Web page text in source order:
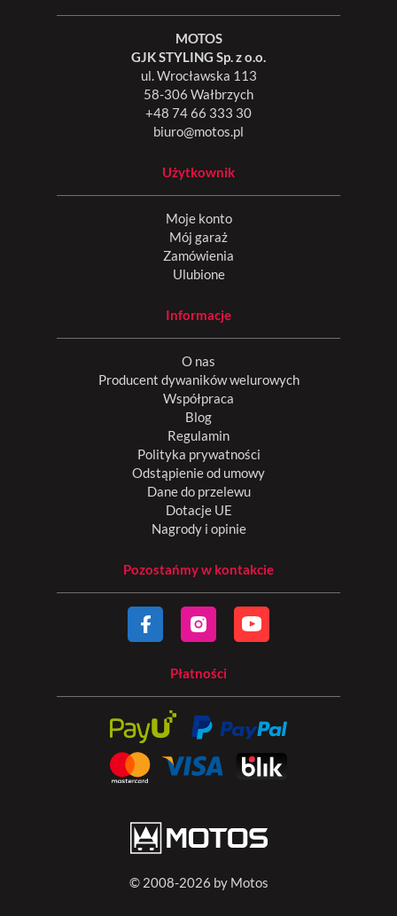
© 2008-2026 by Motos
MOTOS
GJK STYLING Sp. z o.o.
ul. Wrocławska 113
58-306 Wałbrzych
+48 74 66 333 30
biuro@motos.pl
Użytkownik
Moje konto
Mój garaż
Zamówienia
Ulubione
Informacje
O nas
Producent dywaników welurowych
Współpraca
Blog
Regulamin
Polityka prywatności
Odstąpienie od umowy
Dane do przelewu
Dotacje UE
Nagrody i opinie
Pozostańmy w kontakcie
Płatności